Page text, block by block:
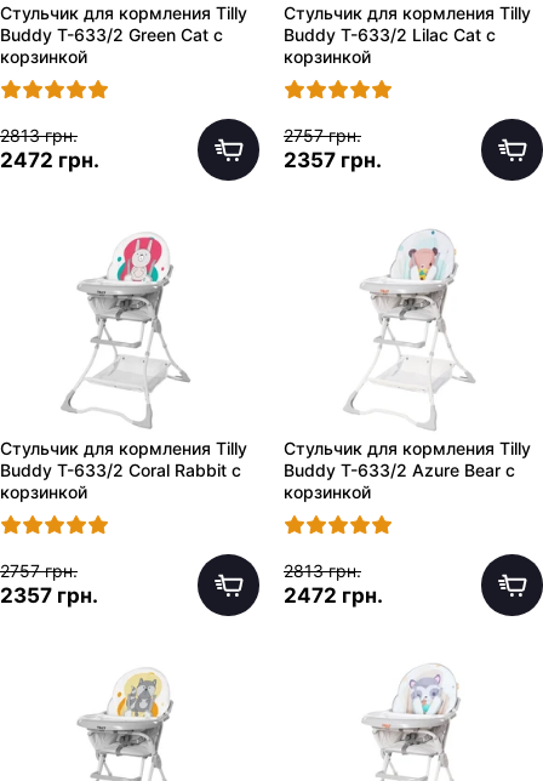
Стульчик для кормления Tilly
Buddy T-633/2 Green Cat с
корзинкой
2813 грн.
2472 грн.
Стульчик для кормления Tilly
Buddy T-633/2 Lilac Cat с
корзинкой
2757 грн.
2357 грн.
Стульчик для кормления Tilly
Buddy T-633/2 Coral Rabbit с
корзинкой
2757 грн.
2357 грн.
Стульчик для кормления Tilly
Buddy T-633/2 Azure Bear с
корзинкой
2813 грн.
2472 грн.